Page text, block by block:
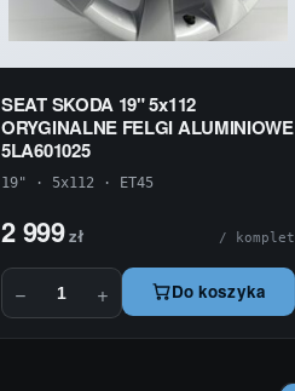
SEAT SKODA 19" 5x112
ORYGINALNE FELGI ALUMINIOWE
5LA601025
19" · 5x112 · ET45
2 999zł / komplet
− + Do koszyka